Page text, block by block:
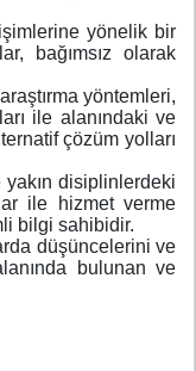
yönelik bir
bağımsız olarak
yöntemleri,
ile alanındaki ve
çözüm yolları
disiplinlerdeki
ile hizmet verme
bilgi sahibidir.
düşüncelerini ve
bulunan ve